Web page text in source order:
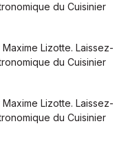
du Cuisinier
Lizotte. Laissez-
du Cuisinier
Lizotte. Laissez-
du Cuisinier